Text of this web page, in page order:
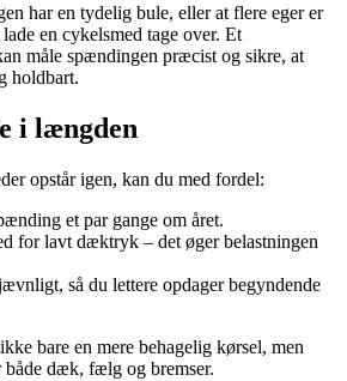
har en tydelig bule, eller at flere eger er
en cykelsmed tage over. Et
måle spændingen præcist og sikre, at
holdbart.
i længden
opstår igen, kan du med fordel:
et par gange om året.
for lavt dæktryk – det øger belastningen
så du lettere opdager begyndende
bare en mere behagelig kørsel, men
dæk, fælg og bremser.